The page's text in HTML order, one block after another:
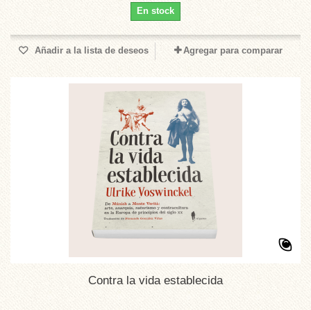
En stock
Añadir a la lista de deseos Agregar para comparar
Contra la vida establecida